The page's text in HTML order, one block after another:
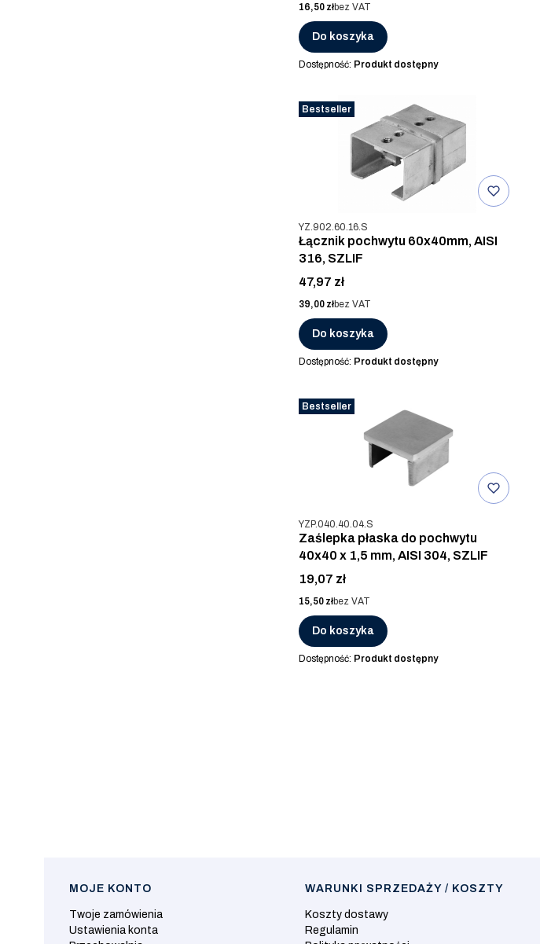
Cena
16,50 złbez VAT
Do koszyka
Dostępność: Produkt dostępny
Bestseller
Kod produktu
YZ.902.60.16.S
Łącznik pochwytu 60x40mm, AISI
316, SZLIF
Cena
47,97 zł
Cena
39,00 złbez VAT
Do koszyka
Dostępność: Produkt dostępny
Bestseller
Kod produktu
YZP.040.40.04.S
Zaślepka płaska do pochwytu
40x40 x 1,5 mm, AISI 304, SZLIF
Cena
19,07 zł
Cena
15,50 złbez VAT
Do koszyka
Dostępność: Produkt dostępny
Linki w stopce
MOJE KONTO
Twoje zamówienia
Ustawienia konta
WARUNKI SPRZEDAŻY / KOSZTY
Koszty dostawy
Regulamin